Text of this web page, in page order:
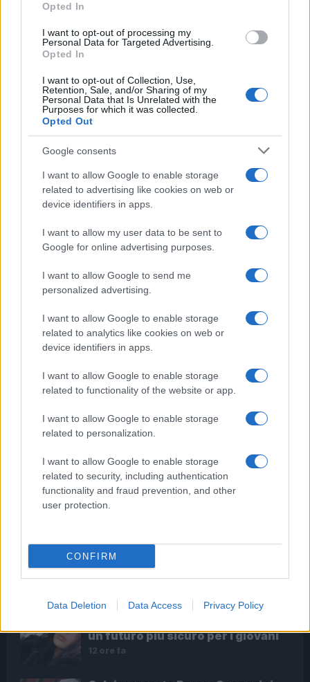
Opted In
I want to opt-out of processing my
Personal Data for Targeted Advertising.
Opted In
I want to opt-out of Collection, Use,
Retention, Sale, and/or Sharing of my
Personal Data that Is Unrelated with the
Purposes for which it was collected.
Opted Out
Google consents
I want to allow Google to enable storage
related to advertising like cookies on web or
device identifiers in apps.
I want to allow my user data to be sent to
Google for online advertising purposes.
I want to allow Google to send me
personalized advertising.
I want to allow Google to enable storage
related to analytics like cookies on web or
device identifiers in apps.
I want to allow Google to enable storage
related to functionality of the website or app.
I want to allow Google to enable storage
related to personalization.
I want to allow Google to enable storage
related to security, including authentication
functionality and fraud prevention, and other
user protection.
CONFIRM
Data Deletion Data Access Privacy Policy
insulti e botte:
arrestato 51enne
Scuola Media
bancarelle
ARTICOLI CORRELATI
ROMA Virginia Raggi: “Fontana di Trevi restituita ai
cittadini”
ROMA La Raggi ringrazia il predecessore Marino
ROMA Raggi: “Via bancarelle da portici Piazza
Vittorio”
Dalla festa al dramma: la morte di
un futuro più sicuro per i giovani
12 ore fa